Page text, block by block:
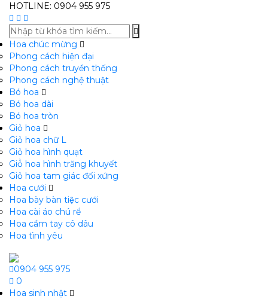
HOTLINE: 0904 955 975
Hoa chúc mừng
Phong cách hiện đại
Phong cách truyền thống
Phong cách nghệ thuật
Bó hoa
Bó hoa dài
Bó hoa tròn
Giỏ hoa
Giỏ hoa chữ L
Giỏ hoa hình quạt
Giỏ̉ hoa hình trăng khuyết
Giỏ hoa tam giác đối xứng
Hoa cưới
Hoa bày bàn tiệc cưới
Hoa cài áo chú rể
Hoa cầm tay cô dâu
Hoa tình yêu
0904 955 975
0
Hoa sinh nhật